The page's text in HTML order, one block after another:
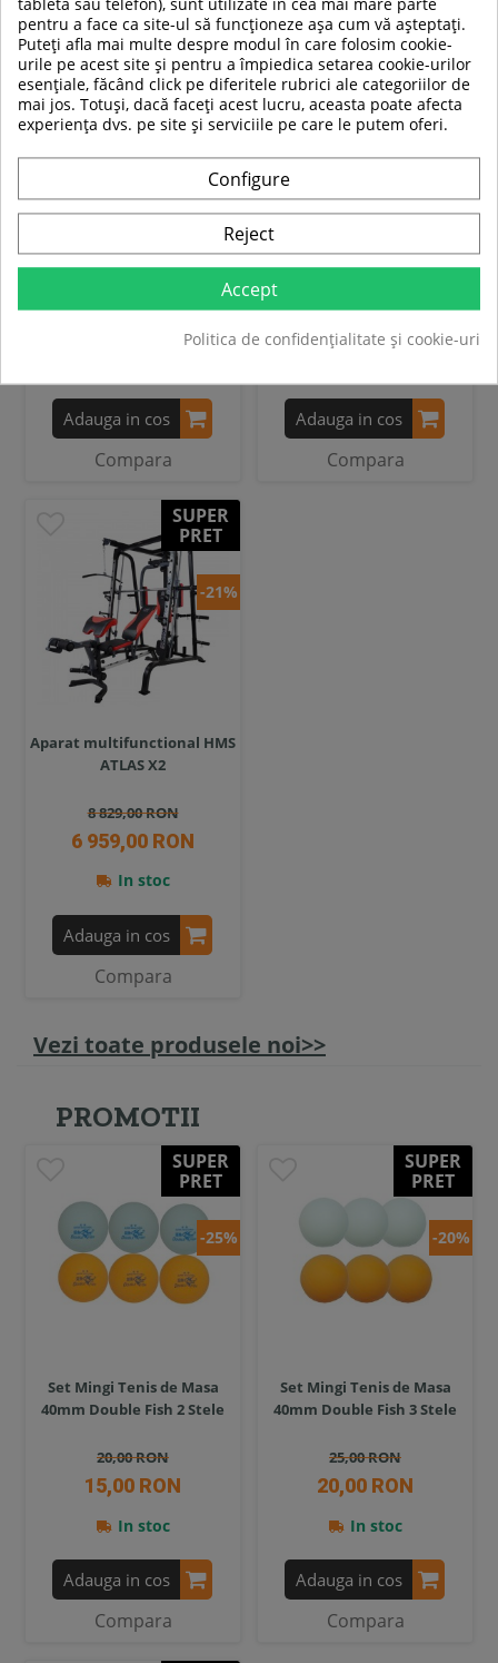
PRET
-21%
Smith HMS CYKLOP 10
Adauga in cos
Compara
PRET
-21%
Aparat Smith HMS ATLAS X3
Adauga in cos
Compara
SUPER
PRET
-21%
Aparat multifunctional HMS
ATLAS X2
8 829,00 RON
6 959,00 RON
In stoc
Adauga in cos
Compara
Vezi toate produsele noi>>
PROMOTII
SUPER
PRET
-25%
Set Mingi Tenis de Masa
40mm Double Fish 2 Stele
20,00 RON
15,00 RON
In stoc
Adauga in cos
Compara
SUPER
PRET
-20%
Set Mingi Tenis de Masa
40mm Double Fish 3 Stele
25,00 RON
20,00 RON
In stoc
Adauga in cos
Compara
tableta sau telefon), sunt utilizate în cea mai mare parte
pentru a face ca site-ul să funcționeze așa cum vă așteptați.
Puteți afla mai multe despre modul în care folosim cookie-
urile pe acest site și pentru a împiedica setarea cookie-urilor
esențiale, făcând click pe diferitele rubrici ale categoriilor de
mai jos. Totuși, dacă faceți acest lucru, aceasta poate afecta
experiența dvs. pe site și serviciile pe care le putem oferi.
Configure
Reject
Accept
Politica de confidențialitate și cookie-uri